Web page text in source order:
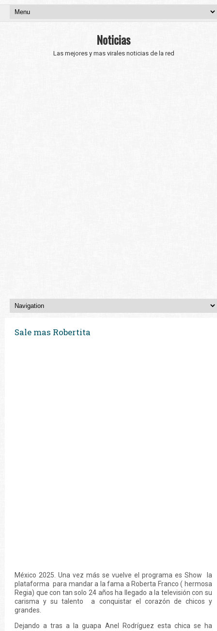
Noticias
Las mejores y mas virales noticias de la red
Sale mas Robertita
México 2025. Una vez más se vuelve el programa es Show la
plataforma para mandar a la fama a Roberta Franco ( hermosa
Regia) que con tan solo 24 años ha llegado a la televisión con su
carisma y su talento a conquistar el corazón de chicos y
grandes.
Dejando a tras a la guapa Anel Rodríguez esta chica se ha